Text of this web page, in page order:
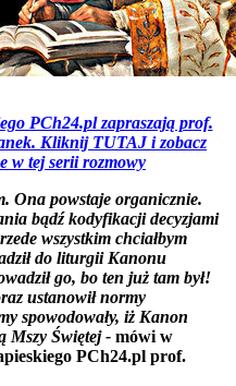
PCh24.pl zapraszają prof.
Kliknij TUTAJ i zobacz
w tej serii rozmowy
Ona powstaje organicznie.
bądź kodyfikacji decyzjami
wszystkim chciałbym
do liturgii Kanonu
go, bo ten już tam był!
ustanowił normy
spowodowały, iż Kanon
Mszy Świętej - mówi w
PCh24.pl prof.